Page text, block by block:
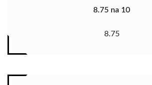
8.75 na 10
8.75